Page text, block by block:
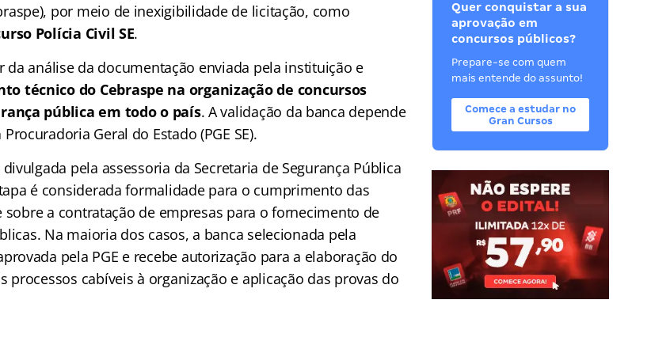
por meio de inexigibilidade de licitação, como
Polícia Civil SE.
análise da documentação enviada pela instituição e
técnico do Cebraspe na organização de concursos
pública em todo o país. A validação da banca depende
Geral do Estado (PGE SE).
pela assessoria da Secretaria de Segurança Pública
é considerada formalidade para o cumprimento das
sobre a contratação de empresas para o fornecimento de
Na maioria dos casos, a banca selecionada pela
pela PGE e recebe autorização para a elaboração do
processos cabíveis à organização e aplicação das provas do
Quer conquistar a sua
aprovação em
concursos públicos?
Prepare-se com quem
mais entende do assunto!
Comece a estudar no
Gran Cursos